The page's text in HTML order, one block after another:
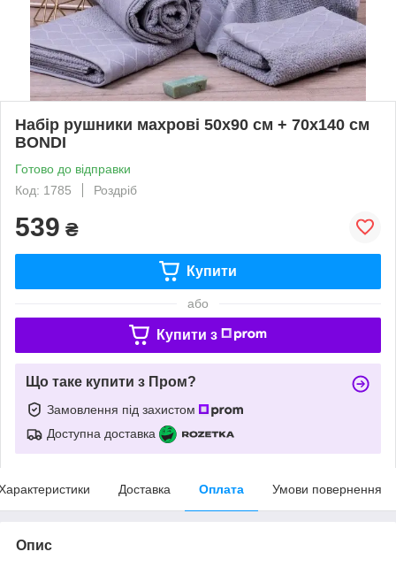
Набір рушники махрові 50х90 см + 70х140 см
BONDI
Готово до відправки
Код: 1785
Роздріб
539 ₴
Купити
або
Купити з
Що таке купити з Пром?
Замовлення під захистом
Доступна доставка
Доставка Оплата Умови повернення
Опис